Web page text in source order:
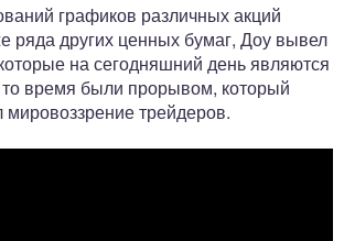
графиков различных акций
ряда других ценных бумаг, Доу вывел
на сегодняшний день являются
время были прорывом, который
трейдеров.